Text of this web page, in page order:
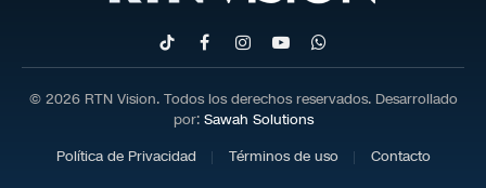
TikTokFacebookInstagram
YouTubeWhatsApp
© 2026 RTN Vision. Todos los derechos reservados. Desarrollado
por: Sawah Solutions
Política de Privacidad
Términos de uso Contacto